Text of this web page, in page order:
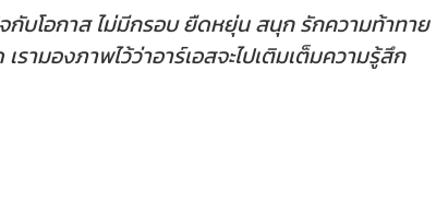
กับโอกาส ไม่มีกรอบ ยืดหยุ่น สนุก รักความท้าทาย
รามองภาพไว้ว่าอาร์เอสจะไปเติมเต็มความรู้สึก